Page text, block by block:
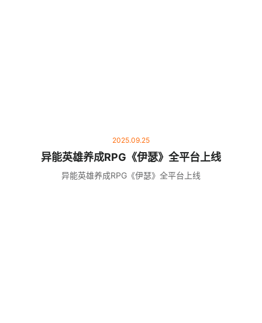
2025.09.25
异能英雄养成RPG《伊瑟》全平台上线
异能英雄养成RPG《伊瑟》全平台上线